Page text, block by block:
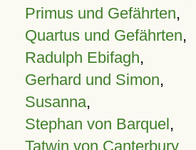
Primus und Gefährten,
Quartus und Gefährten,
Radulph Ebifagh,
Gerhard und Simon,
Susanna,
Stephan von Barquel,
Tatwin von Canterbury,